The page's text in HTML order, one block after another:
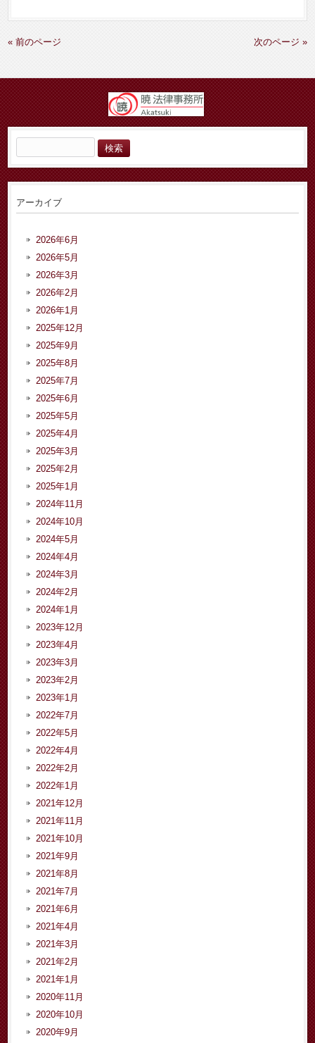
« 前のページ 次のページ »
索:
アーカイブ
2026年6月
2026年5月
2026年3月
2026年2月
2026年1月
2025年12月
2025年9月
2025年8月
2025年7月
2025年6月
2025年5月
2025年4月
2025年3月
2025年2月
2025年1月
2024年11月
2024年10月
2024年5月
2024年4月
2024年3月
2024年2月
2024年1月
2023年12月
2023年4月
2023年3月
2023年2月
2023年1月
2022年7月
2022年5月
2022年4月
2022年2月
2022年1月
2021年12月
2021年11月
2021年10月
2021年9月
2021年8月
2021年7月
2021年6月
2021年4月
2021年3月
2021年2月
2021年1月
2020年11月
2020年10月
2020年9月